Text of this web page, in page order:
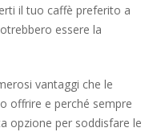
il tuo caffè preferito a
essere la
vantaggi che le
offrire e perché sempre
opzione per soddisfare le